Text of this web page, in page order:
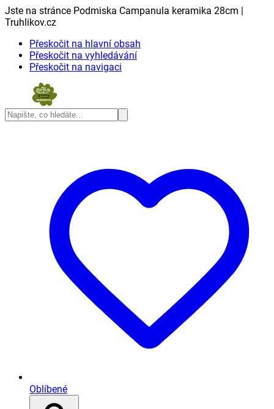
Jste na stránce Podmiska Campanula keramika 28cm |
Truhlikov.cz
Přeskočit na hlavní obsah
Přeskočit na vyhledávání
Přeskočit na navigaci
Oblíbené